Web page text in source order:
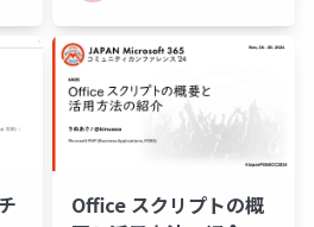
Office スクリプトの概